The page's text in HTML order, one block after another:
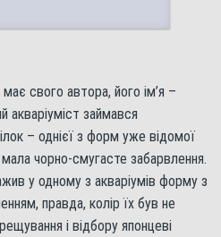
свого автора, його ім’я –
акваріуміст займався
– однієї з форм уже відомої
чорно-смугасте забарвлення.
у одному з акваріумів форму з
правда, колір їх був не
і відбору японцеві